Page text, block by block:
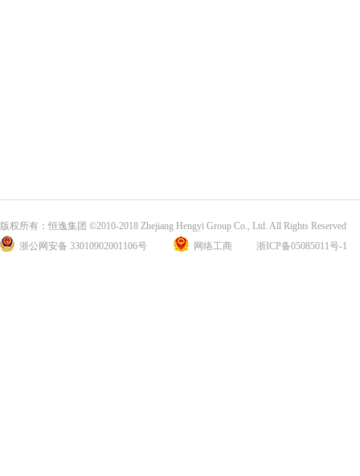
版权所有：恒逸集团 ©2010-2018 Zhejiang Hengyi Group Co., Ltd. All Rights Reserved
浙公网安备 33010902001106号
网络工商 浙ICP备05085011号-1